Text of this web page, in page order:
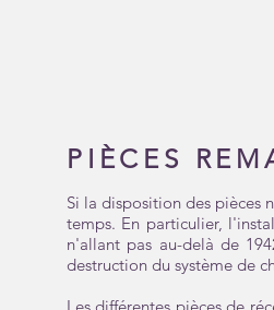
PIÈCES
Si la disposition des pièces
temps. En particulier,
n'allant pas au-delà de
destruction du système de